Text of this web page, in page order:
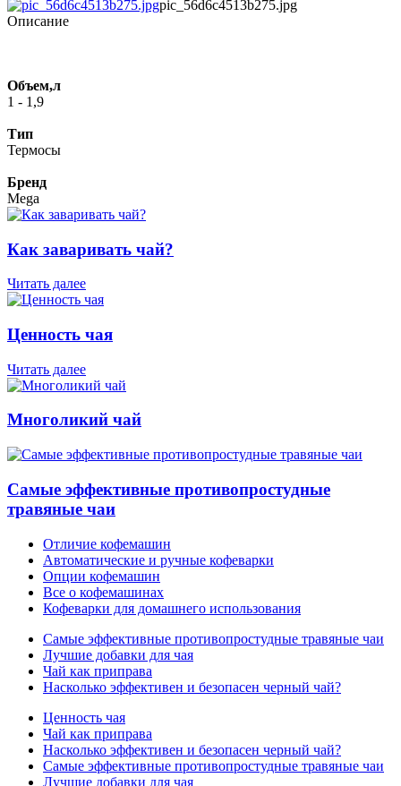
pic_56d6c4513b275.jpg
Описание
Объем,л
1 - 1,9
Тип
Термосы
Бренд
Mega
Как заваривать чай?
Читать далее
Ценность чая
Читать далее
Многоликий чай
Самые эффективные противопростудные
травяные чаи
Отличие кофемашин
Автоматические и ручные кофеварки
Опции кофемашин
Все о кофемашинах
Кофеварки для домашнего использования
Самые эффективные противопростудные травяные чаи
Лучшие добавки для чая
Чай как приправа
Насколько эффективен и безопасен черный чай?
Ценность чая
Чай как приправа
Насколько эффективен и безопасен черный чай?
Самые эффективные противопростудные травяные чаи
Лучшие добавки для чая